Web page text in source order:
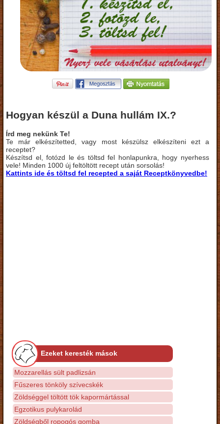
Hogyan készül a Duna hullám IX.?
Írd meg nekünk Te!
Te már elkészítetted, vagy most készülsz elkészíteni ezt a
receptet?
Készítsd el, fotózd le és töltsd fel honlapunkra, hogy nyerhess
vele! Minden 1000 új feltöltött recept után sorsolás!
Kattints ide és töltsd fel recepted a saját Receptkönyvedbe!
Ezeket keresték mások
Mozzarellás sült padlizsán
Fűszeres tönköly szívecskék
Zöldséggel töltött tök kapormártással
Egzotikus pulykarolád
Zöldségből ropogós gomba